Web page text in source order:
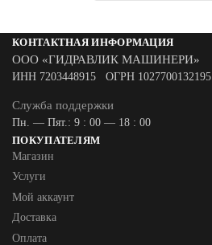
КОНТАКТНАЯ ИНФОРМАЦИЯ
ООО «ГИДРАВЛИК МАШИНЕРИ»
ИНН 7203448915 ОГРН 1027700132195
Служба поддержки
Пн. — Пят.: 9 : 00 — 18 : 00
ПОКУПАТЕЛЯМ
Магазин
Услуги
Мой аккаунт
Доставка
Оплата